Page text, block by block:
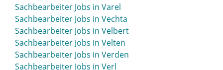
Sachbearbeiter Jobs in Varel
Sachbearbeiter Jobs in Vechta
Sachbearbeiter Jobs in Velbert
Sachbearbeiter Jobs in Velten
Sachbearbeiter Jobs in Verden
Sachbearbeiter Jobs in Verl